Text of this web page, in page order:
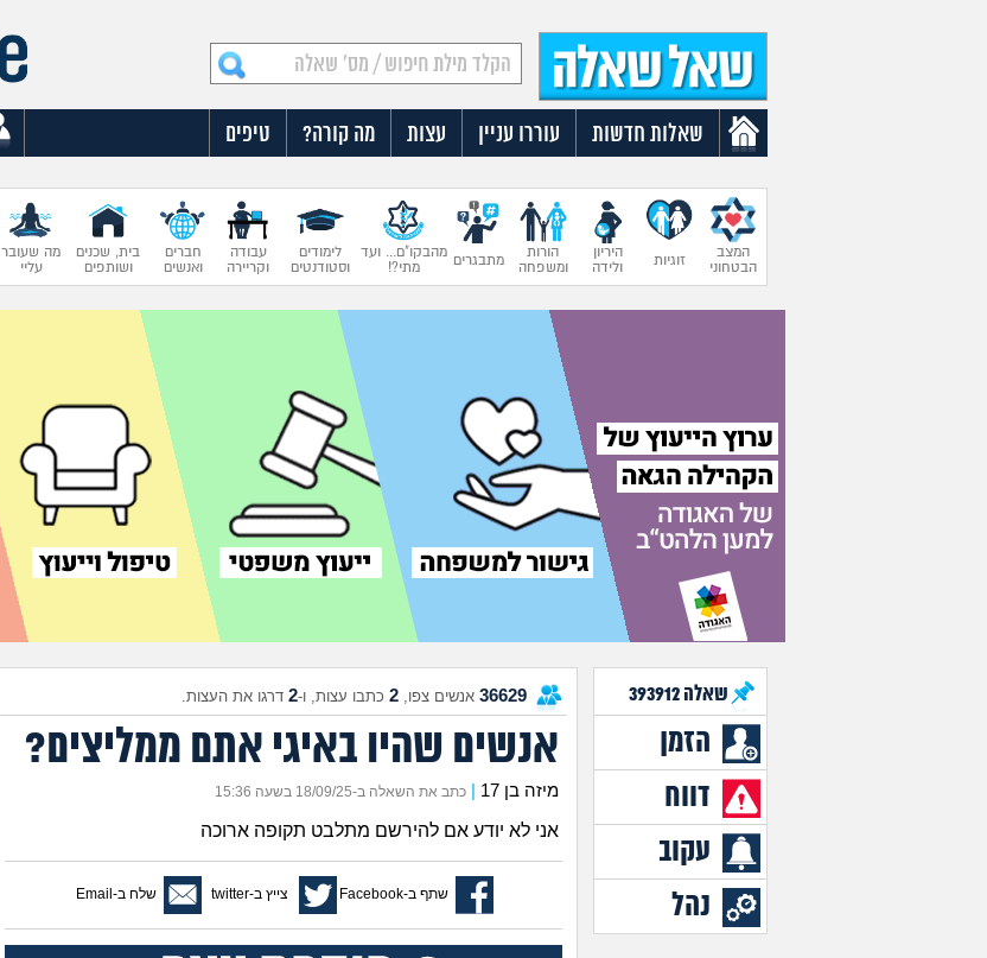
שאלות חדשות עוררו עניין עצות מה קורה? טיפים
המצב
הבטחוני
זוגיות
היריון
ולידה
הורות
ומשפחה
מתבגרים
מהבקו"ם... ועד
מתי?!
לימודים
וסטודנטים
עבודה
וקריירה
חברים
ואנשים
בית, שכנים
ושותפים
מה שעובר
עליי
שאלה393912
הזמן
דווח
עקוב
נהל
36629 אנשים צפו, 2 כתבו עצות, ו-2 דרגו את העצות.
אנשים שהיו באיגי אתם ממליצים?
מיזה בן 17 כתב את השאלה ב-18/09/25 בשעה 15:36
אני לא יודע אם להירשם מתלבט תקופה ארוכה
שתף ב-Facebook צייץ ב-twitter שלח ב-Email